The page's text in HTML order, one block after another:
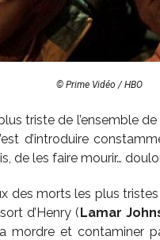
© Prime Vidéo / HBO
triste de l’ensemble de
d’introduire
de les faire mourir…
des morts les plus
d’Henry (Lamar
mordre et contaminer